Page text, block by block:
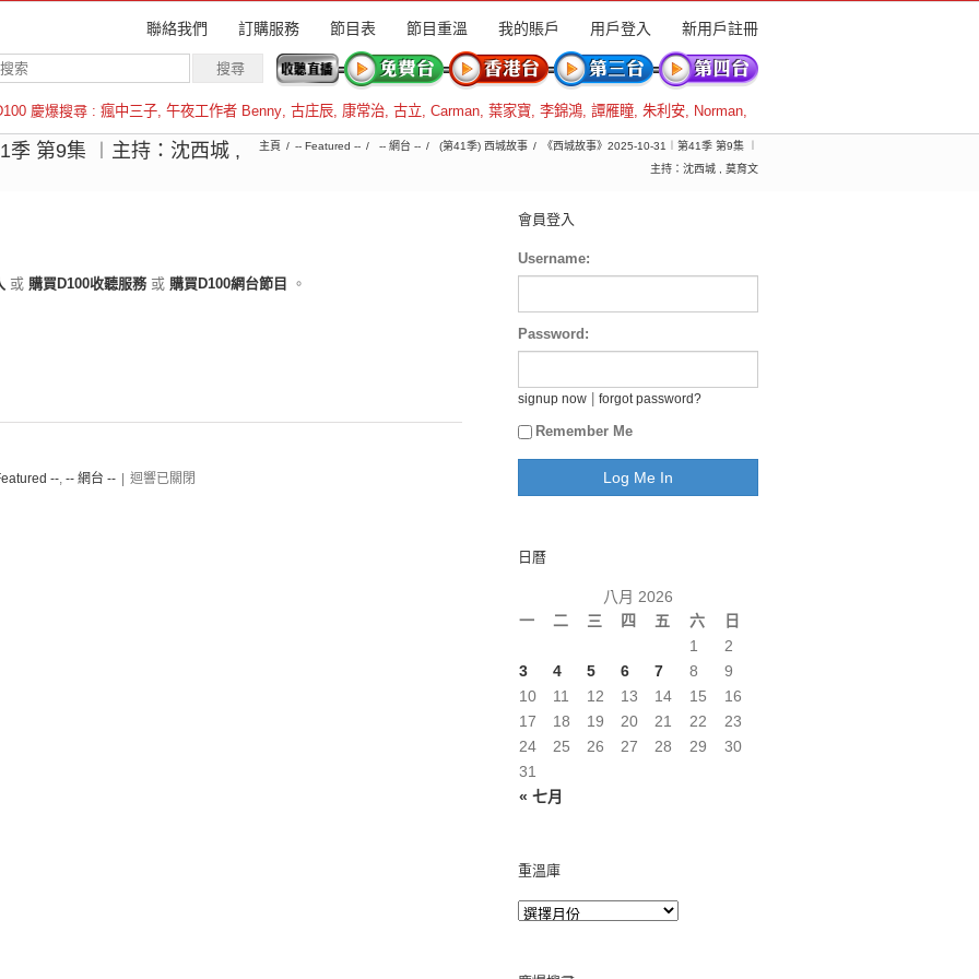
聯絡我們 訂購服務 節目表 節目重溫 我的賬戶 用戶登入 新用戶註冊
慶爆搜尋 : 瘋中三子, 午夜工作者 Benny, 古庄辰, 康常治, 古立, Carman, 葉家寶, 李錦鴻, 譚雁瞳, 朱利安, Norman,
倫斯
季 第9集 ︱主持：沈西城 ,
主頁 -- Featured -- -- 網台 -- (第41季) 西城故事
《西城故事》2025-10-31︱第41季 第9集 ︱
主持：沈西城 , 莫育文
或 購買D100收聽服務 或 購買D100網台節目 。
--, -- 網台 -- 迴響已關閉
會員登入
Username:
Password:
signup now forgot password?
Remember Me
日曆
八月 2026
一
二 三 四 五 六 日
« 七月
1
2
3
4 5 6 7 8
9
10
11 12 13 14 15
16
17
18 19 20 21 22
23
24
25 26 27 28 29
30
31
重溫庫